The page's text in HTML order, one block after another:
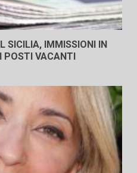
SICILIA, IMMISSIONI IN
POSTI VACANTI